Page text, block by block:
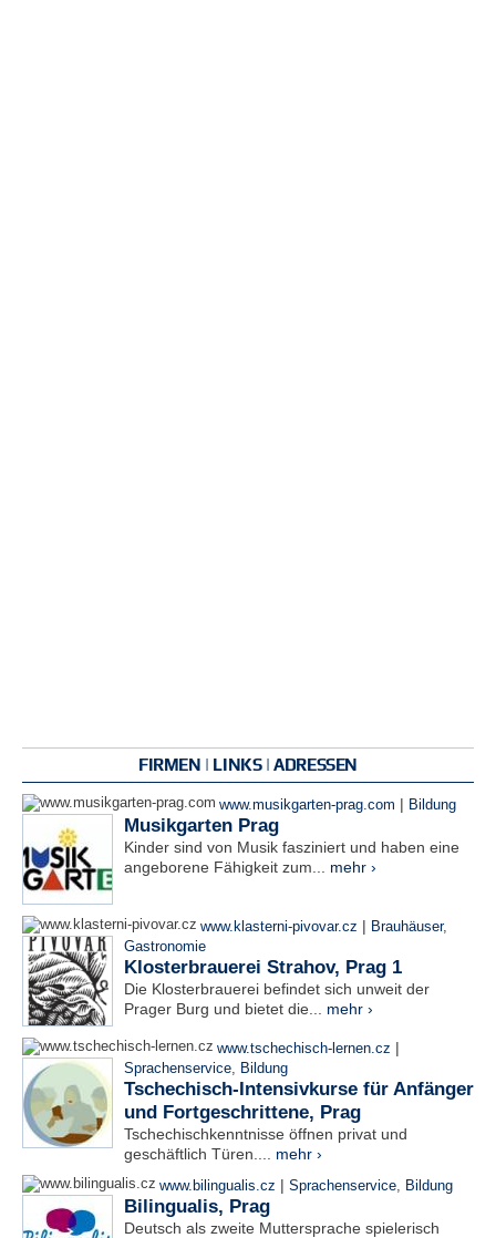
FIRMEN | LINKS | ADRESSEN
www.musikgarten-prag.com | Bildung
Musikgarten Prag
Kinder sind von Musik fasziniert und haben eine
angeborene Fähigkeit zum... mehr ›
www.klasterni-pivovar.cz | Brauhäuser,
Gastronomie
Klosterbrauerei Strahov, Prag 1
Die Klosterbrauerei befindet sich unweit der
Prager Burg und bietet die... mehr ›
www.tschechisch-lernen.cz |
Sprachenservice, Bildung
Tschechisch-Intensivkurse für Anfänger
und Fortgeschrittene, Prag
Tschechischkenntnisse öffnen privat und
geschäftlich Türen.... mehr ›
www.bilingualis.cz | Sprachenservice, Bildung
Bilingualis, Prag
Deutsch als zweite Muttersprache spielerisch